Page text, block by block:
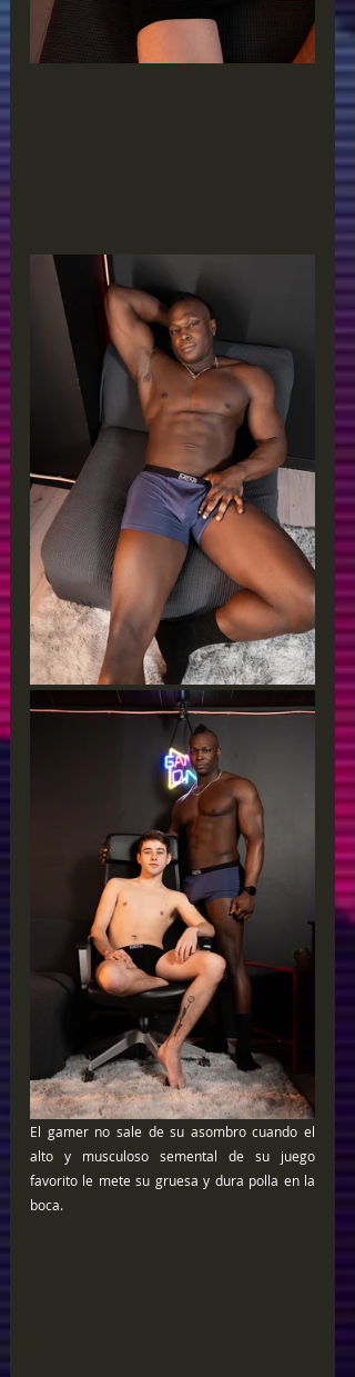
El gamer no sale de su asombro cuando el
alto y musculoso semental de su juego
favorito le mete su gruesa y dura polla en la
boca.